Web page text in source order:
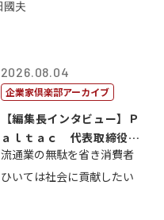
2026.08.04
企業家倶楽部アーカイブ
【編集長インタビュー】Ｐ
ａｌｔａｃ 代表取締役会
長三木田國夫
流通業の無駄を省き消費者
ひいては社会に貢献したい